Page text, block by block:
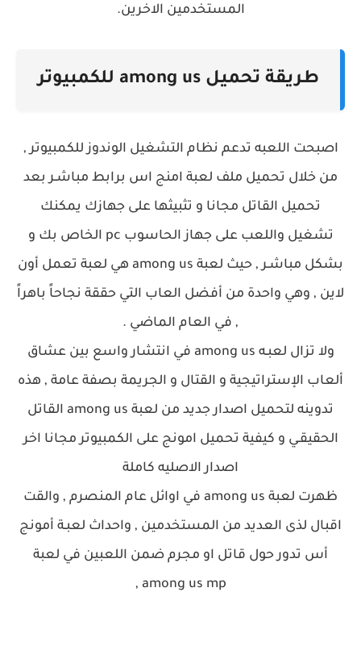
المستخدمين الاخرين.
طريقة تحميل among us للكمبيوتر
اصبحت اللعبه تدعم نظام التشغيل الوندوز للكمبيوتر ,
من خلال تحميل ملف لعبة امنج اس برابط مباشـر بعد
تحميل القاتل مجانا و تثبيثها على جهازك يمكنك
تشغيل واللعب على جهاز الحاسوب pc الخاص بك و
بشكل مباشـر , حيث لعبة among us هي لعبة تعمل أون
لاين , وهي واحدة من أفضل العاب التي حققة نجاحاً باهراً
, في العام الماضي .
ولا تزال لعبـه among us في انتشار واسع بين عشاق
ألعاب الإستراتيجية و القتال و الجريمة بصفة عامة , هذه
تدوينه لتحميل اصدار جديد من لعبة among us القاتل
الحقيقـي و كيفية تحميل امونج على الكمبيوتر مجانا اخر
اصدار الاصليه كاملة
ظهرت لعبة among us في اوائل عام المنصرم , والقت
اقبال لذى العديد من المستخدمين , واحداث لعبـة أمونج
أس تدور حول قاتل او مجرم ضمن اللعبين في لعبة
among us mp ,